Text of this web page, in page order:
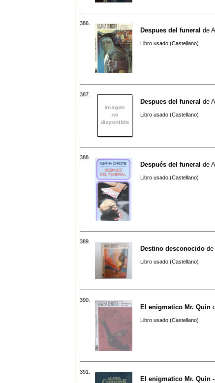
386.
Despues del funeral de
Libro usado (Castellano)
387.
Despues del funeral de
Libro usado (Castellano)
388.
Después del funeral de
Libro usado (Castellano)
389.
Destino desconocido de
Libro usado (Castellano)
390.
El enigmatico Mr. Quin
Libro usado (Castellano)
391.
El enigmatico Mr. Quin